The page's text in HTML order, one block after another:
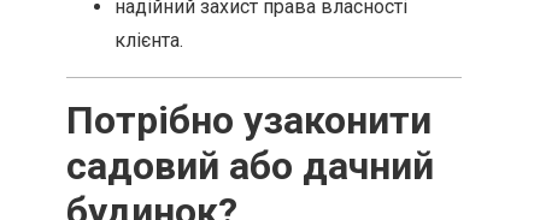
надійний захист права власності
клієнта.
Потрібно узаконити
садовий або дачний